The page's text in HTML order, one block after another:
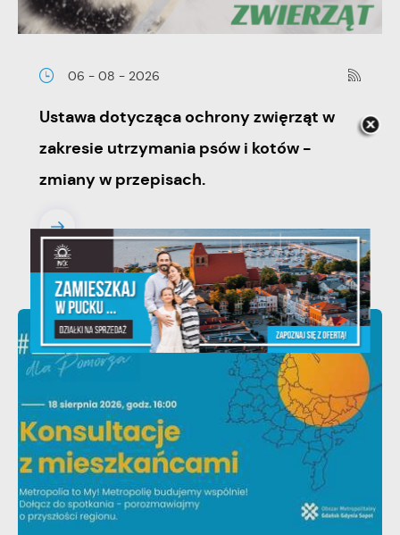
06 - 08 - 2026
Ustawa dotycząca ochrony zwięrząt w
zakresie utrzymania psów i kotów -
zmiany w przepisach.